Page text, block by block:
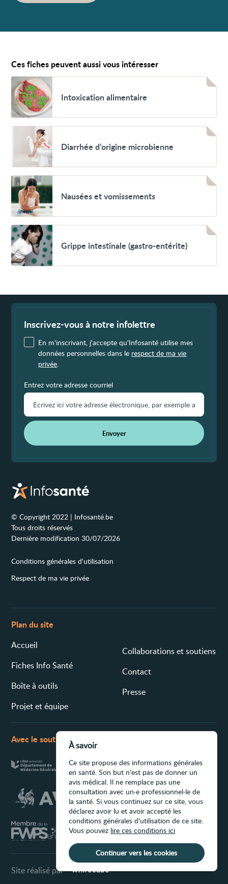
Ces fiches peuvent aussi vous intéresser
Voir
Intoxication
alimentaire
Intoxication alimentaire
Diarrhée
d’origine
microbienne
Diarrhée d’origine microbienne
Voir
Nausées
vomissements
Nausées et vomissements
Voir
Grippe
intestinale
(gastro-
entérite)
Grippe intestinale (gastro-entérite)
Inscrivez-vous à notre infolettre
En m'inscrivant, j'accepte qu'Infosanté utilise mes
données personnelles dans le respect de ma vie
privée
Entrez votre adresse courriel
Envoyer
© Copyright 2022 | Infosanté.be
Tous droits réservés
Dernière modification 30/07/2026
Conditions générales d'utilisation
Respect de ma vie privée
Plan du site
Accueil
Fiches Info Santé
Boîte à outils
Projet et équipe
Collaborations et soutiens
Contact
Presse
Avec le soutien de
Site réalisé par
À savoir
Ce site propose des informations générales
en santé. Son but n'est pas de donner un
avis médical. Il ne remplace pas une
consultation avec un·e professionnel·le de
la santé. Si vous continuez sur ce site, vous
déclarez avoir lu et avoir accepté les
conditions générales d'utilisation de ce site.
Vous pouvez lire ces conditions ici
Continuer vers les cookies